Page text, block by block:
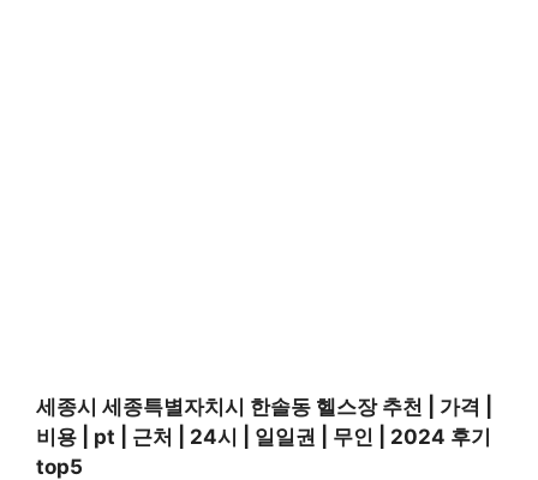
세종시 세종특별자치시 한솔동 헬스장 추천 | 가격 |
비용 | pt | 근처 | 24시 | 일일권 | 무인 | 2024 후기
top5